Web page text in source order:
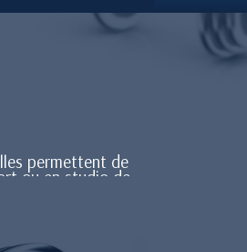
permettent de
ou en studio de